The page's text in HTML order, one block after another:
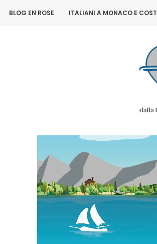
BLOG EN ROSE ITALIANI A MONACO E